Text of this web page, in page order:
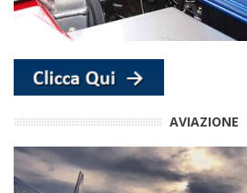
AVIAZIONE